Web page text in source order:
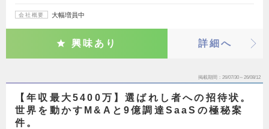
会社概要 大幅増員中
興味あり 詳細へ
掲載期間 26/07/30～26/08/12
【年収最大5400万】選ばれし者への招待状。
世界を動かすM&Aと9億調達SaaSの極秘案
件。